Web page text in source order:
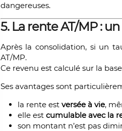
dangereuses.
5. La rente AT/MP :
Après la consolidation, si un
AT/MP.
Ce revenu est calculé sur la
Ses avantages sont
la rente est versée à vie,
elle est cumulable avec la
son montant n’est pas